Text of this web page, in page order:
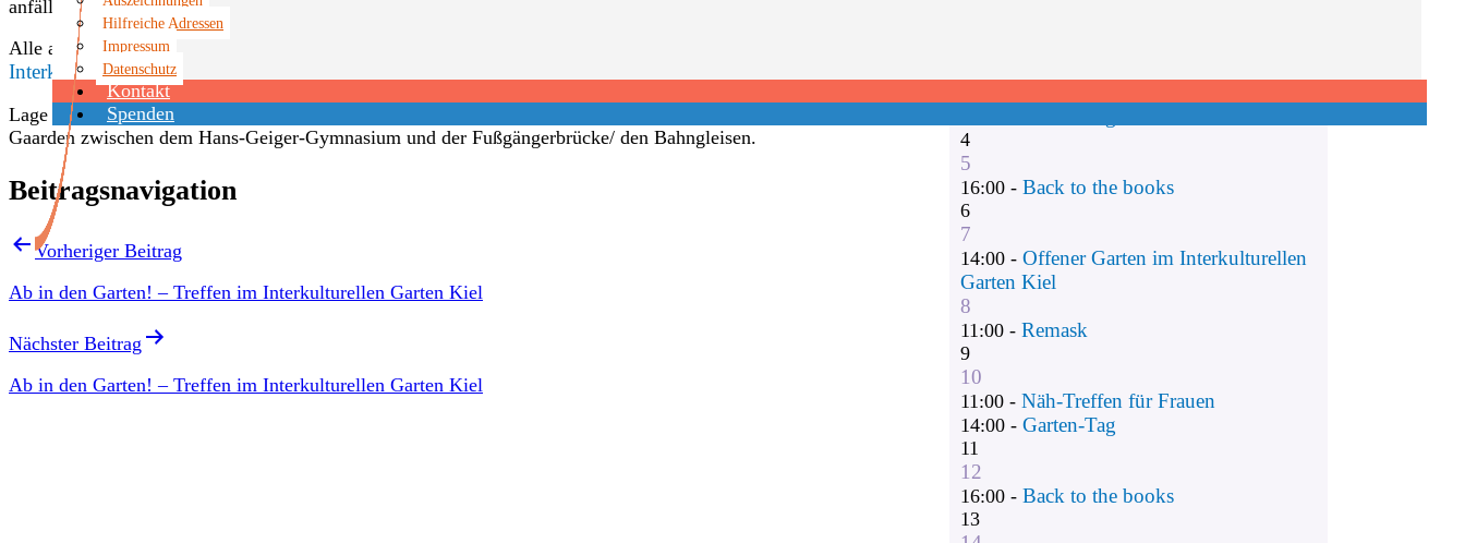
Hilfreiche Adressen
Impressum
Datenschutz
Kontakt
Spenden
anfällt und Spaß macht.
Alle aktuellen Infos zum Interkulturellen Garten sind auf der Facebook-Seite zu finden:
Interkultureller Garten Kiel – ZusammenWachsen
Lage des Interkulturellen Gartens: Der Garten befindet sich im Kieler Sport- und Begegnungspark in
Gaarden zwischen dem Hans-Geiger-Gymnasium und der Fußgängerbrücke/ den Bahngleisen.
Beitragsnavigation
Vorheriger Beitrag
Ab in den Garten! – Treffen im Interkulturellen Garten Kiel
Nächster Beitrag
Ab in den Garten! – Treffen im Interkulturellen Garten Kiel
4
5
16:00 -Back to the books
6
7
14:00 -Offener Garten im Interkulturellen
Garten Kiel
8
11:00 -Remask
9
10
11:00 -Näh-Treffen für Frauen
14:00 -Garten-Tag
11
12
16:00 -Back to the books
13